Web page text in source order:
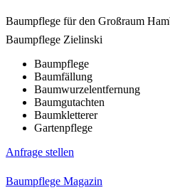
Baumpflege für den Großraum
Baumpflege Zielinski
Baumpflege
Baumfällung
Baumwurzelentfernung
Baumgutachten
Baumkletterer
Gartenpflege
Anfrage stellen
Baumpflege Magazin